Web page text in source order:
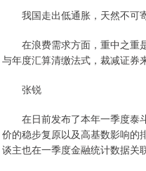
我国走出低通胀，天然不可
在浪费需求方面，重中之重
与年度汇算清缴法式，裁减证券
张锐
在日前发布了本年一季度泰
价的稳步复原以及高基数影响的
谈主也在一季度金融统计数据关